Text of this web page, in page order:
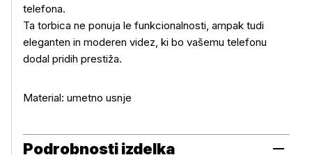
telefona.
Ta torbica ne ponuja le funkcionalnosti, ampak tudi
eleganten in moderen videz, ki bo vašemu telefonu
dodal pridih prestiža.
Material: umetno usnje
Podrobnosti izdelka